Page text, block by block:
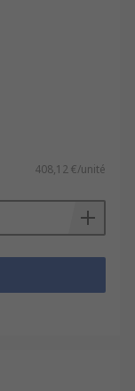
408,12 €/unité